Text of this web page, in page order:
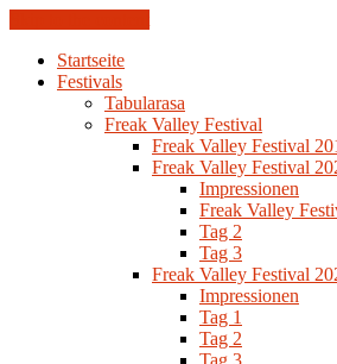
Startseite
Festivals
Tabularasa
Freak Valley Festival
Freak Valley Festival
Freak Valley Festival
Impressionen
Freak Valley
Tag 2
Tag 3
Freak Valley Festival
Impressionen
Tag 1
Tag 2
Tag 3